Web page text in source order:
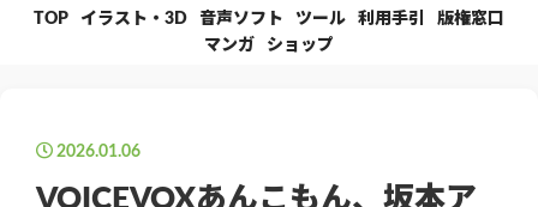
TOP イラスト・3D 音声ソフト ツール 利用手引
版権窓口
マンガ
ショップ
2026.01.06
VOICEVOXあんこもん、坂本ア